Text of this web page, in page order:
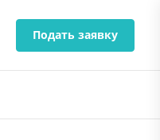
Подать заявку